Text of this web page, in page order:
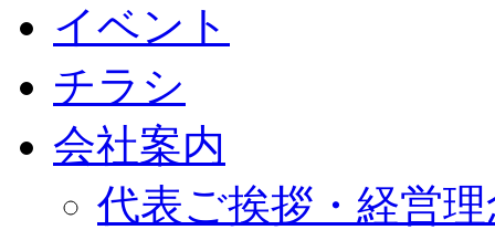
イベント
チラシ
会社案内
代表ご挨拶・経営